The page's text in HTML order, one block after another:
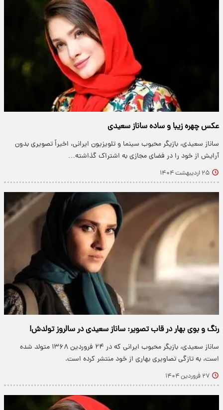
عکس چهره زیبا و ساده ساناز سعیدی
ساناز سعیدی، بازیگر محبوب سینما و تلویزیون ایرانی، اخیراً تصویری بدون
آرایش از خود را در فضای مجازی به اشتراک گذاشته…
۲۵ اردیبهشت ۱۴۰۴
رنگ و بوی بهار در قاب تصویر: ساناز سعیدی در سالروز تولدش!
ساناز سعیدی، بازیگر محبوب ایرانی که در ۲۴ فروردین ۱۳۶۸ متولد شده
است، به تازگی تصاویری بهاری از خود منتشر کرده است.
۲۷ فروردین ۱۴۰۴